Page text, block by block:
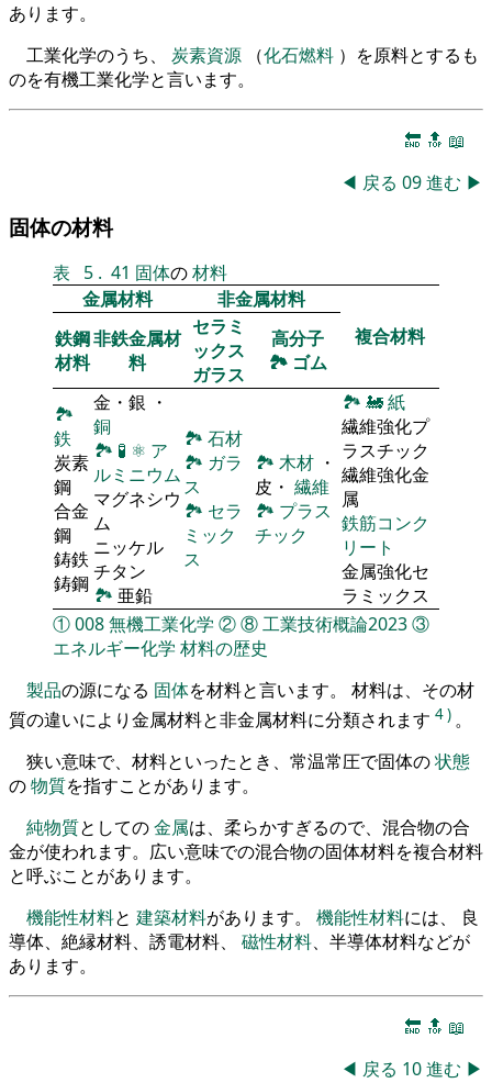
あります。
工業化学のうち、 炭素資源 （化石燃料 ）を原料とするも
のを有機工業化学と言います。
🔚 🔝 📖
◀ 戻る 09進む ▶
固体の材料
表 5 . 41 固体の材料
金属材料
非金属材料
複合材料
鉄鋼
材料
非鉄金属材
料
セラミ
ックス
ガラス
高分子
🏞 ゴム
🏞
鉄
炭素
鋼
合金
鋼
鋳鉄
鋳鋼
金・銀 ・
銅
🏞 🧪 ⚛ ア
ルミニウム
マグネシウ
ム
ニッケル
チタン
🏞 亜鉛
🏞 石材
🏞 ガラ
ス
🏞 セラ
ミック
ス
🏞 木材 ・
皮・ 繊維
🏞 プラス
チック
🏞 🚂紙
繊維強化プ
ラスチック
繊維強化金
属
鉄筋コンク
リート
金属強化セ
ラミックス
①008無機工業化学 ②⑧工業技術概論2023③
エネルギー化学 材料の歴史
製品の源になる 固体を材料と言います。 材料は、その材
質の違いにより金属材料と非金属材料に分類されます 4) 。
狭い意味で、材料といったとき、常温常圧で固体の状態
の物質を指すことがあります。
純物質としての金属は、柔らかすぎるので、混合物の合
金が使われます。広い意味での混合物の固体材料を複合材料
と呼ぶことがあります。
機能性材料と 建築材料があります。 機能性材料には、 良
導体、絶縁材料、誘電材料、 磁性材料、半導体材料などが
あります。
🔚 🔝 📖
◀ 戻る 10進む ▶